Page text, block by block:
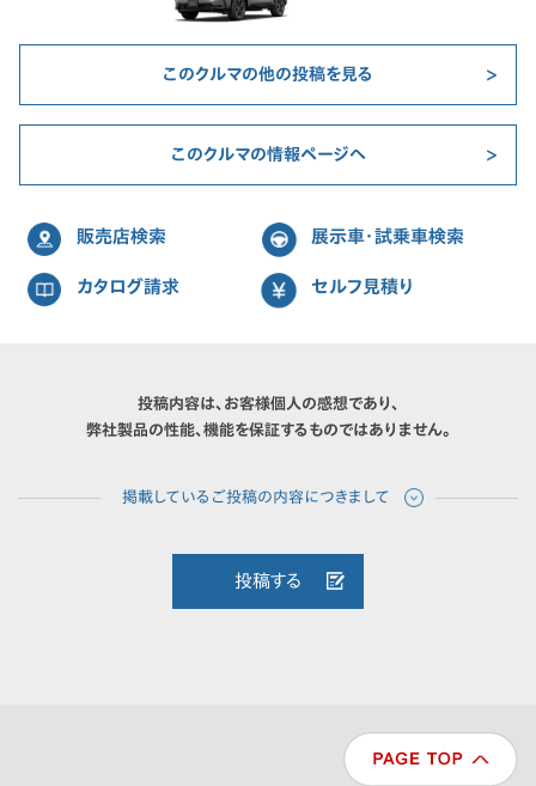
このクルマの他の投稿を見る
このクルマの情報ページへ
販売店検索 展示車・試乗車検索
カタログ請求 セルフ見積り
投稿内容は、お客様個人の感想であり、
弊社製品の性能、機能を保証するものではありません。
投稿する